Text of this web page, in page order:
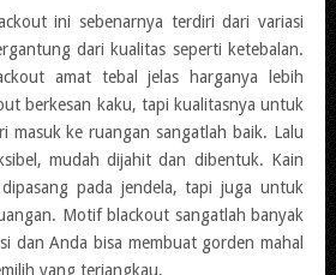
ini sebenarnya terdiri dari variasi
dari kualitas seperti ketebalan.
amat tebal jelas harganya lebih
berkesan kaku, tapi kualitasnya untuk
masuk ke ruangan sangatlah baik. Lalu
mudah dijahit dan dibentuk. Kain
pada jendela, tapi juga untuk
Motif blackout sangatlah banyak
dan Anda bisa membuat gorden mahal
yang terjangkau.